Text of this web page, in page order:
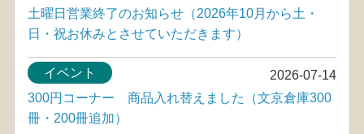
土曜日営業終了のお知らせ（2026年10月から土・
日・祝お休みとさせていただきます）
2026-07-14
イベント
300円コーナー 商品入れ替えました（文京倉庫300
冊・200冊追加）